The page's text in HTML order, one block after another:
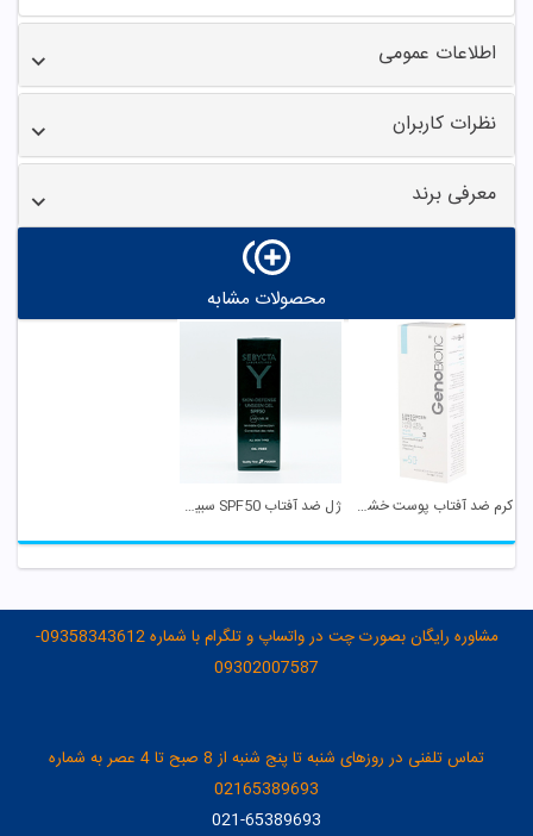
اطلاعات عمومی
نظرات کاربران
معرفی برند
محصولات مشابه
کرم ضد آفتاب پوست خشک و معمولی SPF 50 بژ روشن ... ژل ضد آفتاب SPF50 سبیکتا
مشاوره رایگان بصورت چت در واتساپ و تلگرام با شماره 09358343612-
09302007587
تماس تلفنی در روزهای شنبه تا پنج شنبه از 8 صبح تا 4 عصر به شماره
02165389693
021-65389693